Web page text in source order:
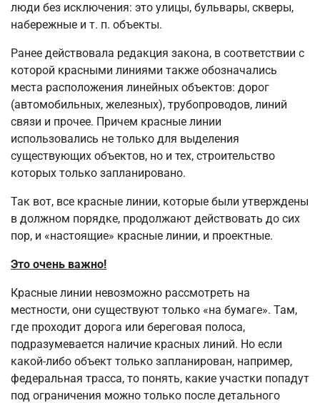
люди без исключения: это улицы, бульвары, скверы,
набережные и т. п. объекты.
Ранее действовала редакция закона, в соответствии с
которой красными линиями также обозначались
места расположения линейных объектов: дорог
(автомобильных, железных), трубопроводов, линий
связи и прочее. Причем красные линии
использовались не только для выделения
существующих объектов, но и тех, строительство
которых только запланировано.
Так вот, все красные линии, которые были утверждены
в должном порядке, продолжают действовать до сих
пор, и «настоящие» красные линии, и проектные.
Это очень важно!
Красные линии невозможно рассмотреть на
местности, они существуют только «на бумаге». Там,
где проходит дорога или береговая полоса,
подразумевается наличие красных линий. Но если
какой-либо объект только запланирован, например,
федеральная трасса, то понять, какие участки попадут
под ограничения можно только после детального